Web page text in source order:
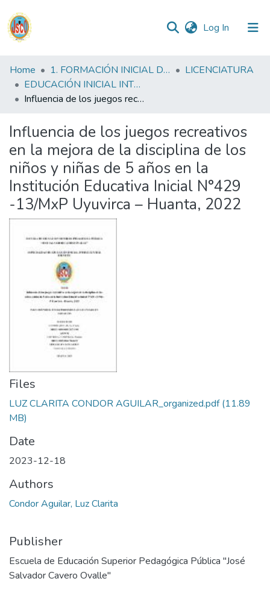
Log In (current)
Communities
&
Collections
Statistics
Reglamento
Formatos
Manuales
Home 1. FORMACIÓN INICIAL DOCENTE
LICENCIATURA
EDUCACIÓN INICIAL INTERCULTURAL BILINGUE FID
Influencia de los juegos recreativos en la mejora de la disciplina de los niños y niñas de 5 años en la Institución Educativa Inicial N°429 -13/MxP Uyuvirca – Huanta, 2022
Influencia de los juegos recreativos
en la mejora de la disciplina de los
niños y niñas de 5 años en la
Institución Educativa Inicial N°429
-13/MxP Uyuvirca – Huanta, 2022
Files
LUZ CLARITA CONDOR AGUILAR_organized.pdf(11.89
MB)
Date
2023-12-18
Authors
Condor Aguilar, Luz Clarita
Publisher
Escuela de Educación Superior Pedagógica Pública "José
Salvador Cavero Ovalle"